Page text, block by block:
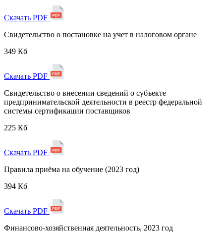
Скачать PDF
Свидетельство о постановке на учет в налоговом органе
349 Кб
Скачать PDF
Свидетельство о внесении сведений о субъекте
предпринимательской деятельности в реестр федеральной
системы сертификации поставщиков
225 Кб
Скачать PDF
Правила приёма на обучение (2023 год)
394 Кб
Скачать PDF
Финансово-хозяйственная деятельность, 2023 год